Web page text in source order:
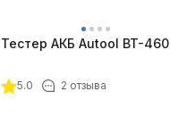
Тестер АКБ Autool BT-460
5.0 2 отзыва